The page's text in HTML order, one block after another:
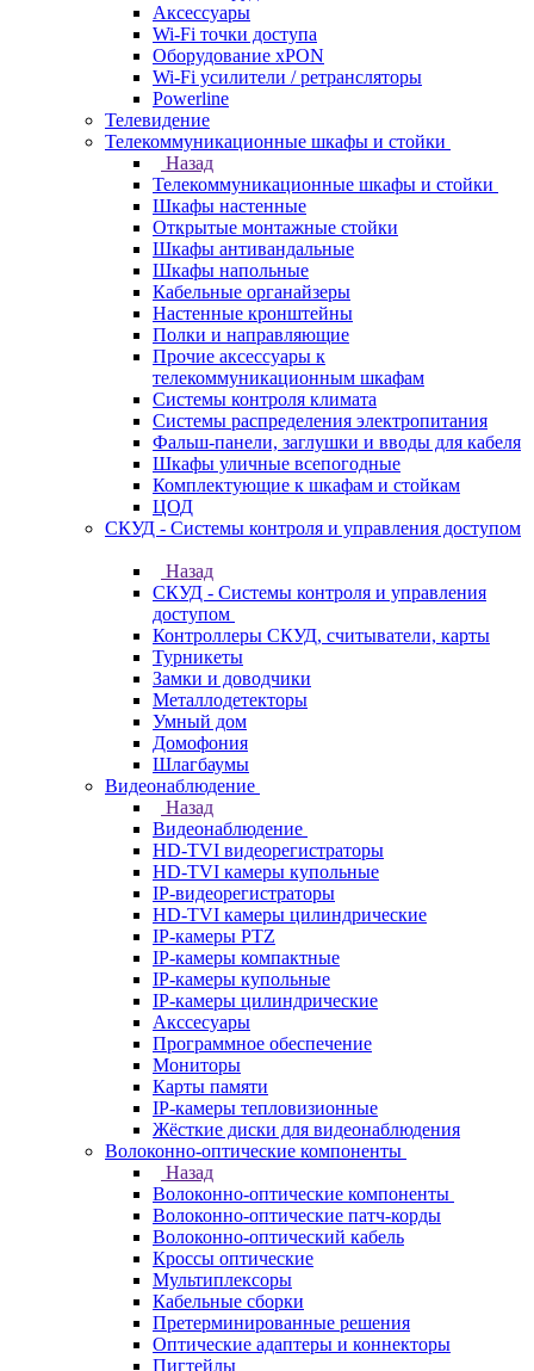
Аксессуары
Wi-Fi точки доступа
Оборудование хPON
Wi-Fi усилители / ретрансляторы
Powerline
Телевидение
Телекоммуникационные шкафы и стойки
Назад
Телекоммуникационные шкафы и стойки
Шкафы настенные
Открытые монтажные стойки
Шкафы антивандальные
Шкафы напольные
Кабельные органайзеры
Настенные кронштейны
Полки и направляющие
Прочие аксессуары к
телекоммуникационным шкафам
Системы контроля климата
Системы распределения электропитания
Фальш-панели, заглушки и вводы для кабеля
Шкафы уличные всепогодные
Комплектующие к шкафам и стойкам
ЦОД
СКУД - Системы контроля и управления доступом
Назад
СКУД - Системы контроля и управления
доступом
Контроллеры СКУД, считыватели, карты
Турникеты
Замки и доводчики
Металлодетекторы
Умный дом
Домофония
Шлагбаумы
Видеонаблюдение
Назад
Видеонаблюдение
HD-TVI видеорегистраторы
HD-TVI камеры купольные
IP-видеорегистраторы
HD-TVI камеры цилиндрические
IP-камеры PTZ
IP-камеры компактные
IP-камеры купольные
IP-камеры цилиндрические
Акссесуары
Программное обеспечение
Мониторы
Карты памяти
IP-камеры тепловизионные
Жёсткие диски для видеонаблюдения
Волоконно-оптические компоненты
Назад
Волоконно-оптические компоненты
Волоконно-оптические патч-корды
Волоконно-оптический кабель
Кроссы оптические
Мультиплексоры
Кабельные сборки
Претерминированные решения
Оптические адаптеры и коннекторы
Пигтейлы